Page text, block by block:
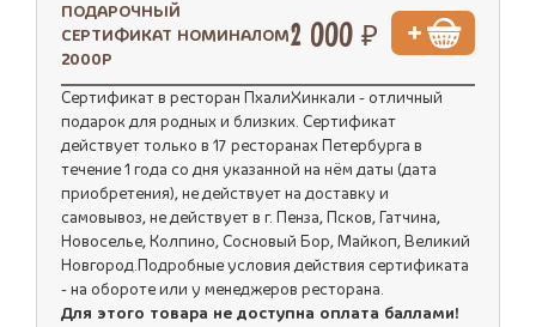
ПОДАРОЧНЫЙ
СЕРТИФИКАТ НОМИНАЛОМ
2000Р
2 000 ₽
Сертификат в ресторан ПхалиХинкали - отличный
подарок для родных и близких. Сертификат
действует только в 17 ресторанах Петербурга в
течение 1 года со дня указанной на нём даты (дата
приобретения), не действует на доставку и
самовывоз, не действует в г. Пенза, Псков, Гатчина,
Новоселье, Колпино, Сосновый Бор, Майкоп, Великий
Новгород.Подробные условия действия сертификата
- на обороте или у менеджеров ресторана.
Для этого товара не доступна оплата баллами!